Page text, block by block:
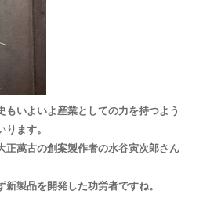
もいよいよ産業としての力を持つよう
ます。
正萬古の創案製作者の水谷寅次郎さん
製品を開発した功労者ですね。